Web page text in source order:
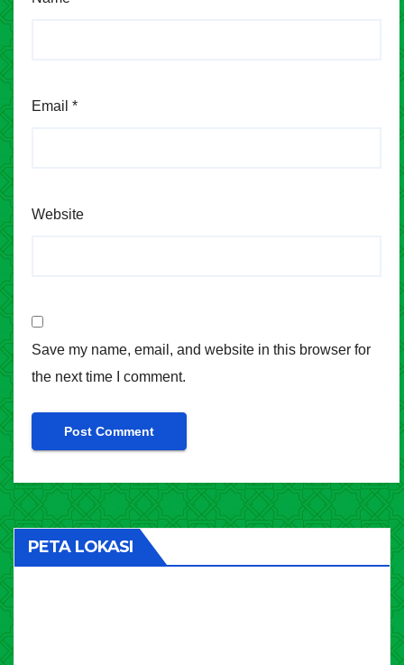
Email *
Website
Save my name, email, and website in this browser for
the next time I comment.
PETA LOKASI